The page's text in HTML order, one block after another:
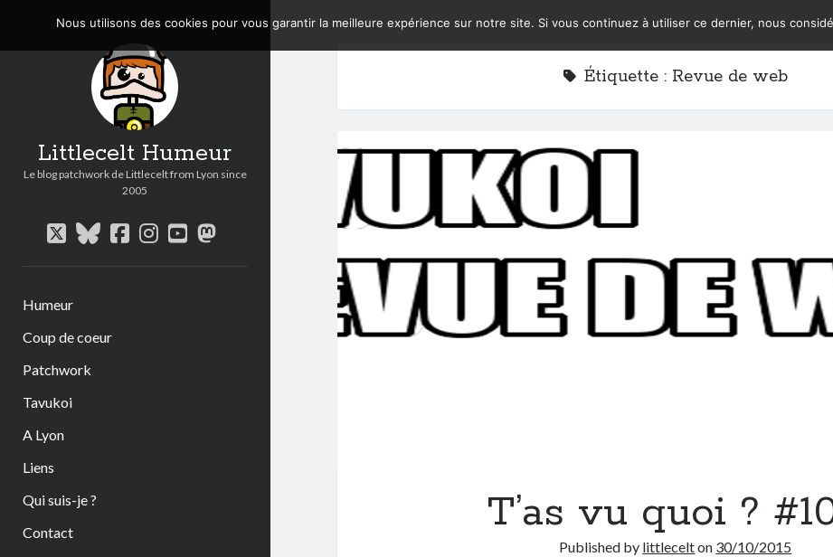
Littlecelt Humeur
Le blog patchwork de Littlecelt from Lyon since
2005
twitterbluesky
facebook
instagram
youtube
mastodon
Humeur
Coup de coeur
Patchwork
Tavukoi
A Lyon
Liens
Qui suis-je ?
Contact
Étiquette : Revue de web
T’as vu quoi ?
Published by littlecelton 30/10/2015
Nous utilisons des cookies pour vous garantir la meilleure expérience sur notre site. Si vous continuez à utiliser ce dernier, nous